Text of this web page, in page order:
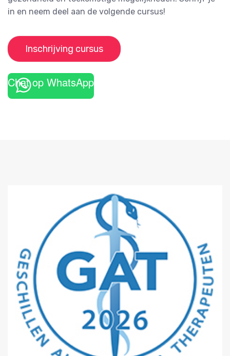
in en neem deel aan de volgende cursus!
Inschrijving cursus
Chat op WhatsApp